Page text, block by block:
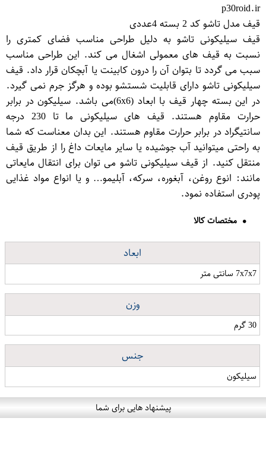
p30roid.ir
قیف مدل تاشو کد 2 بسته 4عددی
قیف سیلیکونی تاشو به دلیل طراحی مناسب فضای کمتری را
نسبت به قیف های معمولی اشغال می کند. این طراحی مناسب
سبب می گردد تا بتوان آن را درون کابینت یا آبچکان قرار داد. قیف
سیلیکونی تاشو دارای قابلیت شستشو بوده و هرگز جرم نمی گیرد.
در این بسته چهار قیف با ابعاد (6x6)می باشد. سیلیکون در برابر
حرارت مقاوم هستند. قیف های سیلیکونی ما تا 230 درجه
سانتیگراد در برابر حرارت مقاوم هستند. این بدان معناست که شما
به راحتی میتوانید آب جوشیده یا سایر مایعات داغ را از طریق قیف
منتقل کنید. از قیف سیلیکونی تاشو می توان برای انتقال مایعاتی
مانند: انوع روغن، آبغوره، سرکه، آبلیمو… و یا انواع مواد غذایی
پودری استفاده نمود.
مختصات کالا
ابعاد
7x7x7 سانتی متر
وزن
30 گرم
جنس
سیلیکون
پیشنهاد هایی برای شما